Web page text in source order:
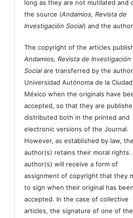
long as they are not mutilated and
the source (Andamios, Revista de
Investigación Social) and the
The copyright of the articles
Andamios, Revista de Investigación
Social are transferred by the
Universidad Autónoma de la
México when the originals have
accepted, so that they are
distributed both in the printed and
electronic versions of the Journal.
However, as established by law,
author(s) retains their moral rights.
author(s) will receive a form of
assignment of copyright that they
to sign when their original has
accepted. In the case of collective
articles, the signature of one of the